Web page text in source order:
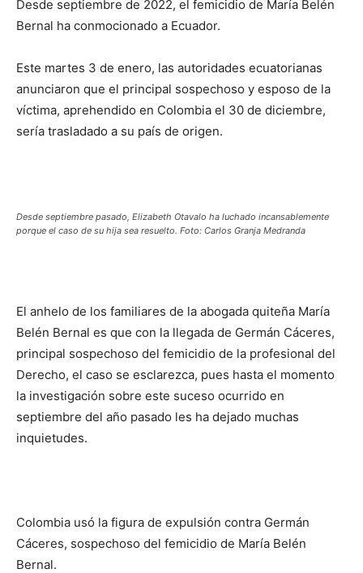
Desde septiembre de 2022, el femicidio de María Belén
Bernal ha conmocionado a Ecuador.
Este martes 3 de enero, las autoridades ecuatorianas
anunciaron que el principal sospechoso y esposo de la
víctima, aprehendido en Colombia el 30 de diciembre,
sería trasladado a su país de origen.
Desde septiembre pasado, Elizabeth Otavalo ha luchado incansablemente
porque el caso de su hija sea resuelto. Foto: Carlos Granja Medranda
El anhelo de los familiares de la abogada quiteña María
Belén Bernal es que con la llegada de Germán Cáceres,
principal sospechoso del femicidio de la profesional del
Derecho, el caso se esclarezca, pues hasta el momento
la investigación sobre este suceso ocurrido en
septiembre del año pasado les ha dejado muchas
inquietudes.
Colombia usó la figura de expulsión contra Germán
Cáceres, sospechoso del femicidio de María Belén
Bernal.